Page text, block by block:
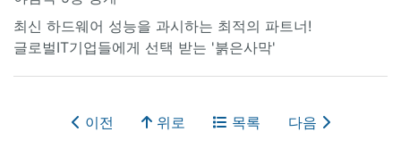
최신 하드웨어 성능을 과시하는 최적의 파트너!
글로벌IT기업들에게 선택 받는 '붉은사막'
이전 위로 목록 다음